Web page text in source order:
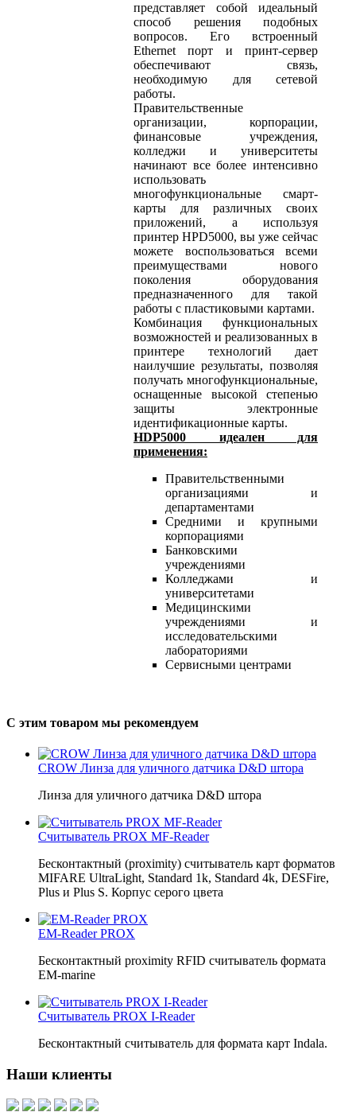
представляет собой идеальный
способ решения подобных
вопросов. Его встроенный
Ethernet порт и принт-сервер
обеспечивают связь,
необходимую для сетевой
работы.
Правительственные
организации, корпорации,
финансовые учреждения,
колледжи и университеты
начинают все более интенсивно
использовать
многофункциональные смарт-
карты для различных своих
приложений, а используя
принтер HPD5000, вы уже сейчас
можете воспользоваться всеми
преимуществами нового
поколения оборудования
предназначенного для такой
работы с пластиковыми картами.
Комбинация функциональных
возможностей и реализованных в
принтере технологий дает
наилучшие результаты, позволяя
получать многофункциональные,
оснащенные высокой степенью
защиты электронные
идентификационные карты.
HDP5000 идеален для
применения:
Правительственными
организациями и
департаментами
Средними и крупными
корпорациями
Банковскими
учреждениями
Колледжами и
университетами
Медицинскими
учреждениями и
исследовательскими
лабораториями
Сервисными центрами
С этим товаром мы рекомендуем
CROW Линза для уличного датчика D&D штора
Линза для уличного датчика D&D штора
Считыватель PROX MF-Reader
Бесконтактный (proximity) считыватель карт форматов
MIFARE UltraLight, Standard 1k, Standard 4k, DESFire,
Plus и Plus S. Корпус серого цвета
EM-Reader PROX
Бесконтактный proximity RFID считыватель формата
ЕМ-marine
Считыватель PROX I-Reader
Бесконтактный считыватель для формата карт Indala.
Наши клиенты